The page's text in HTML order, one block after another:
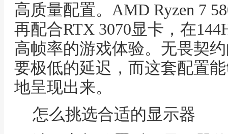
高质量配置。AMD Ryzen 7
再配合RTX 3070显卡，在
高帧率的游戏体验。无畏契
要极低的延迟，而这套配置
地呈现出来。
怎么挑选合适的显示器